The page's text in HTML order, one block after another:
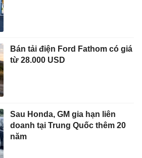
Bán tải điện Ford Fathom có giá
từ 28.000 USD
Sau Honda, GM gia hạn liên
doanh tại Trung Quốc thêm 20
năm